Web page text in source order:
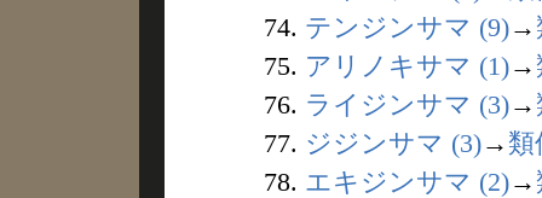
74. テンジンサマ (9)→
75. アリノキサマ (1)→
76. ライジンサマ (3)→
77. ジジンサマ (3)→ 類
78. エキジンサマ (2)→